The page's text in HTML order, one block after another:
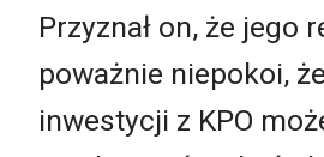
Przyznał on, że jego
poważnie niepokoi,
inwestycji z KPO